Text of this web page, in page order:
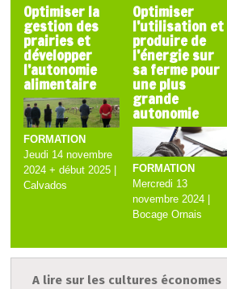
Optimiser la
gestion des
prairies et
développer
l’autonomie
alimentaire
FORMATION
Jeudi 14 novembre
2024 + début 2025 |
Calvados
Optimiser
l’utilisation et
produire de
l’énergie sur
sa ferme pour
une plus
grande
autonomie
FORMATION
Mercredi 13
novembre 2024 |
Bocage Ornais
A lire sur les cultures économes